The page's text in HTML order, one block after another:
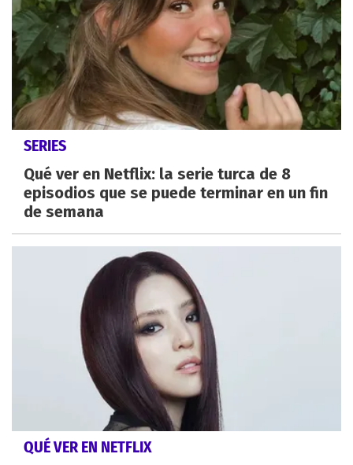
SERIES
Qué ver en Netflix: la serie turca de 8
episodios que se puede terminar en un fin
de semana
QUÉ VER EN NETFLIX